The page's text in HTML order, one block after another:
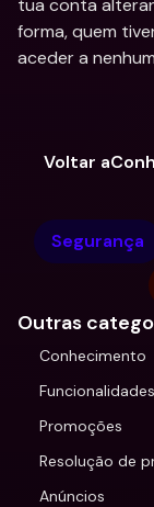
tua conta
forma, quem
aceder a
Voltar
Segurança
Outras
Conhecimento
Funcionalidades
Promoções
Resolução de
Anúncios